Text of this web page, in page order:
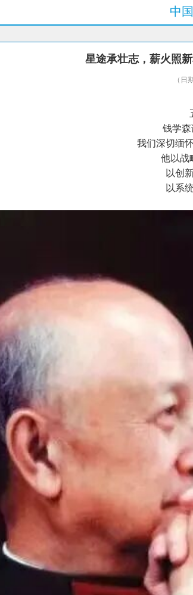
中
星途承壮志，薪火照
（日
钱学森
我们深切缅
他以战
以创
以系